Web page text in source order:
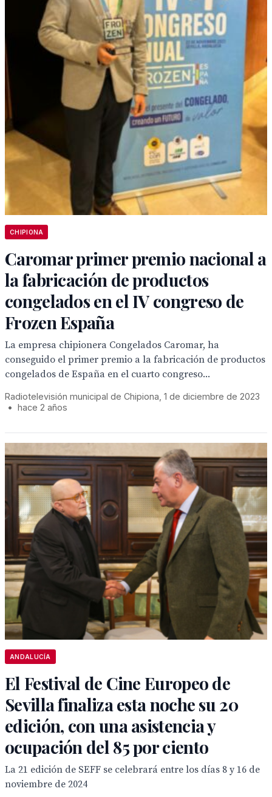
CHIPIONA
Caromar primer premio nacional a
la fabricación de productos
congelados en el IV congreso de
Frozen España
La empresa chipionera Congelados Caromar, ha
conseguido el primer premio a la fabricación de productos
congelados de España en el cuarto congreso...
Radiotelevisión municipal de Chipiona, 1 de diciembre de 2023
• hace 2 años
ANDALUCÍA
El Festival de Cine Europeo de
Sevilla finaliza esta noche su 20
edición, con una asistencia y
ocupación del 85 por ciento
La 21 edición de SEFF se celebrará entre los días 8 y 16 de
noviembre de 2024